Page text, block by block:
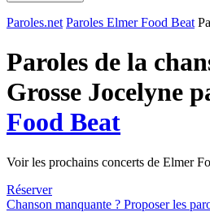
Paroles.net Paroles Elmer Food Beat
Paroles de la
Grosse Jocelyne
Food Beat
Voir les prochains concerts de Elmer
Réserver
Chanson manquante ? Proposer les